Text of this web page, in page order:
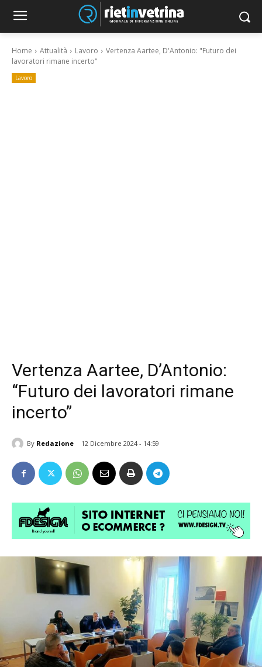
Home Attualità Lavoro
Vertenza Aartee, D'Antonio: "Futuro dei
lavoratori rimane incerto"
Lavoro
Vertenza Aartee, D’Antonio:
“Futuro dei lavoratori rimane
incerto”
By Redazione 12 Dicembre 2024 - 14:59